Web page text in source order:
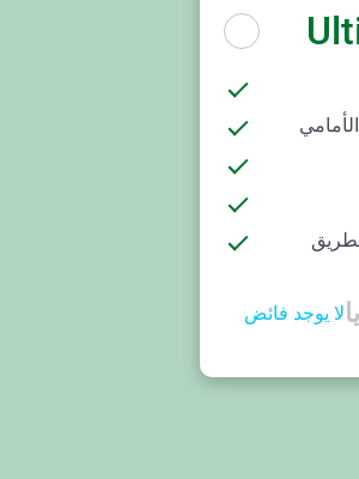
لا يوجد فائض